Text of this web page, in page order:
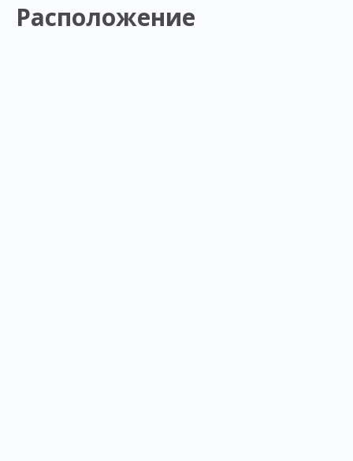
Расположение